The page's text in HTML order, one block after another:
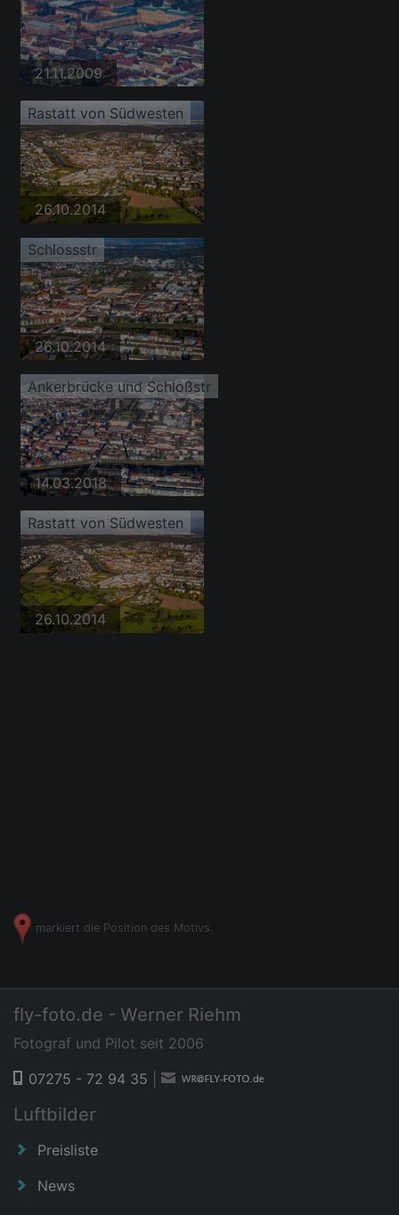
21.11.2009
Rastatt von Südwesten
26.10.2014
Schlossstr
26.10.2014
Ankerbrücke und Schloßstr
14.03.2018
Rastatt von Südwesten
26.10.2014
markiert die Position des Motivs.
fly-foto.de - Werner Riehm
Fotograf und Pilot seit 2006
07275 - 72 94 35
Luftbilder
Preisliste
News